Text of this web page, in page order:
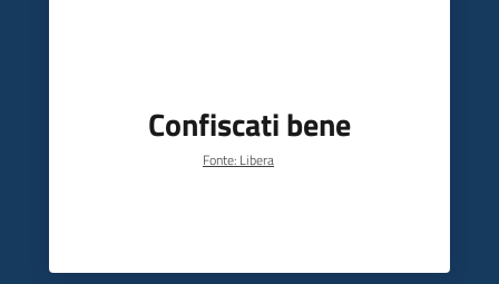
Confiscati bene
Fonte: Libera